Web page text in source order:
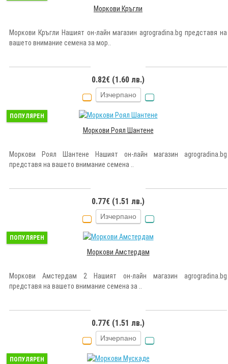
Моркови Кръгли
Моркови Кръгли Нашият он-лайн магазин agrogradina.bg представя на
вашето внимание семена за мор..
0.82€ (1.60 лв.)
Изчерпано
ПОПУЛЯРЕН
Моркови Роял Шантене
Моркови Роял Шантене Нашият он-лайн магазин agrogradina.bg
представя на вашето внимание семена ..
0.77€ (1.51 лв.)
Изчерпано
ПОПУЛЯРЕН
Моркови Амстердам
Моркови Амстердам 2 Нашият он-лайн магазин agrogradina.bg
представя на вашето внимание семена за ..
0.77€ (1.51 лв.)
Изчерпано
ПОПУЛЯРЕН